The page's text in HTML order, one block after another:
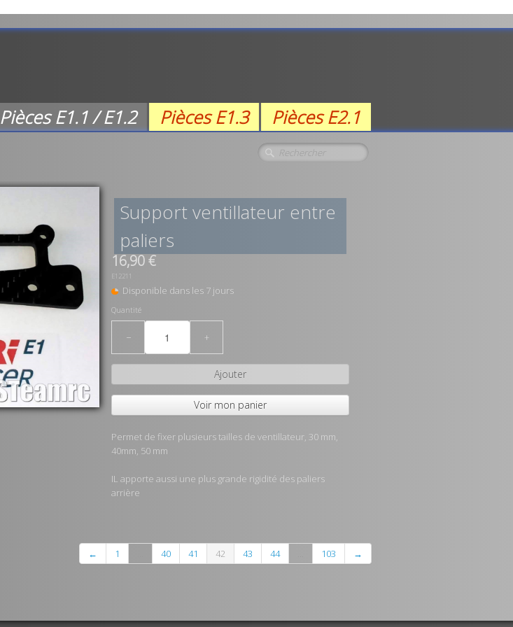
Pièces E1.1 / E1.2 Pièces E1.3 Pièces E2.1
Support ventillateur entre
paliers
16,90 €
E12211
Disponible dans les 7 jours
Quantité
− +
Ajouter
Voir mon panier
Permet de fixer plusieurs tailles de ventillateur, 30 mm,
40mm, 50 mm
IL apporte aussi une plus grande rigidité des paliers
arrière
← 1 40 41 42 43 44 103 →